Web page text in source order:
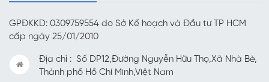
GPĐKKD: 0309759554 do Sở Kế hoạch và Đầu tư TP HCM
cấp ngày 25/01/2010
Địa chỉ : Số DP12,Đường Nguyễn Hữu Thọ,Xã Nhà Bè,
Thành phố Hồ Chí Minh,Việt Nam